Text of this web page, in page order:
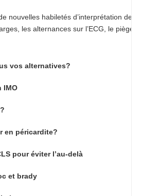
nouvelles habiletés d’interprétation des
les alternances sur l’ECG, le piège
vos alternatives?
IMO
en péricardite?
pour éviter l’au-delà
et brady